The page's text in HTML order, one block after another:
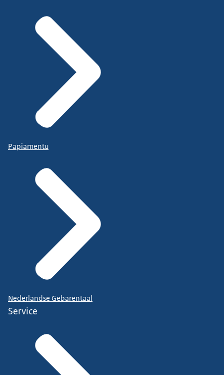
Papiamentu
Nederlandse Gebarentaal
Service